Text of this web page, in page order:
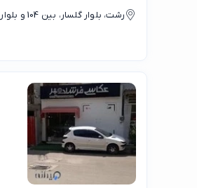
رشت، بلوار گلسار، بین 104 و بلوار سمیه